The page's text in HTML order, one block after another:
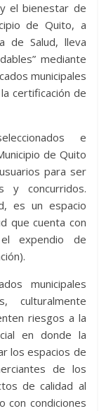
el bienestar de
de Quito, a
de Salud, lleva
mediante
municipales
certificación de
e
de Quito
para ser
y concurridos.
es un espacio
que cuenta con
el expendio de
municipales
culturalmente
riesgos a la
en donde la
los espacios de
de los
de calidad al
con condiciones